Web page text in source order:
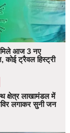
मिले आज 3 नए
कोई ट्रैवल हिस्ट्री
क्षेत्र लाखामंडल में
लगाकर सुनी जन